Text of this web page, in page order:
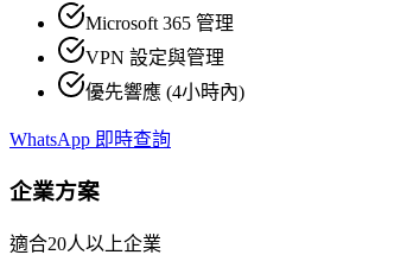
Microsoft 365 管理
VPN 設定與管理
優先響應 (4小時內)
WhatsApp 即時查詢
企業方案
適合20人以上企業